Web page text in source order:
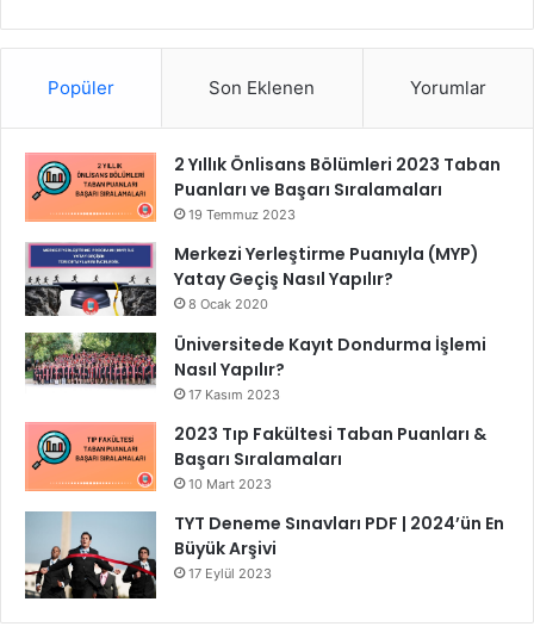
Popüler Son Eklenen Yorumlar
2 Yıllık Önlisans Bölümleri 2023 Taban
Puanları ve Başarı Sıralamaları
19 Temmuz 2023
Merkezi Yerleştirme Puanıyla (MYP)
Yatay Geçiş Nasıl Yapılır?
8 Ocak 2020
Üniversitede Kayıt Dondurma İşlemi
Nasıl Yapılır?
17 Kasım 2023
2023 Tıp Fakültesi Taban Puanları &
Başarı Sıralamaları
10 Mart 2023
TYT Deneme Sınavları PDF | 2024’ün En
Büyük Arşivi
17 Eylül 2023